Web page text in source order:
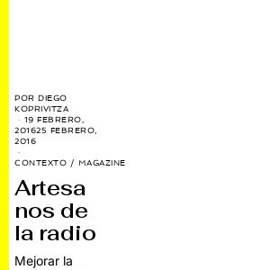
PORDIEGO
KOPRIVITZA
19 FEBRERO,
201625 FEBRERO,
2016
CONTEXTO / MAGAZINE
Artesa
nos de
la radio
Mejorar la